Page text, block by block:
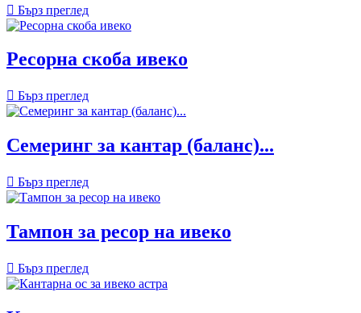
 Бърз преглед
Ресорна скоба ивеко
 Бърз преглед
Семеринг за кантар (баланс)...
 Бърз преглед
Тампон за ресор на ивеко
 Бърз преглед